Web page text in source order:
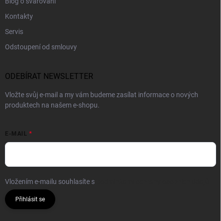
Kontakty
Servis
Odstoupení od smlouvy
ODEBÍRAT NEWSLETTER
Vložte svůj e-mail a my vám budeme zasílat informace o nových
produktech na našem e-shopu.
E-MAIL
Vložením e-mailu souhlasíte s
Přihlásit se